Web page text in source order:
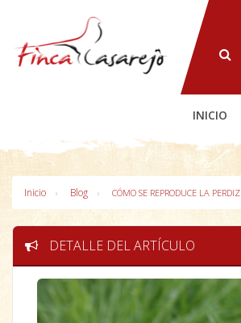
INICIO
Inicio Blog CÓMO SE REPRODUCE LA PERDIZ
DETALLE DEL ARTÍCULO